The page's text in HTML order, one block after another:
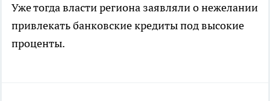
Уже тогда власти региона заявляли о нежелании
привлекать банковские кредиты под высокие
проценты.